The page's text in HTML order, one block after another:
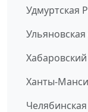
Удмуртская
Ханты-